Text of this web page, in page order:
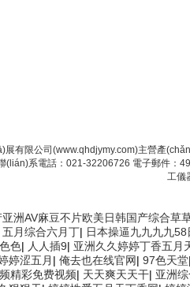
有限公司(www.qhdjymy.com)主營產
系電話：021-32206726 電子郵件：
工儀
洲AV麻豆不片欧美日韩国产综合草
五月综合六月丁| 日本操逼九九九九58
色| 人人插9| 亚洲久久婷婷丁香五月
婷涩五月 | 俺去也在线官网| 97色天堂|
精彩免费视频| 天天爽天天干| 亚洲